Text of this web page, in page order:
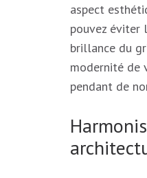
aspect
pouvez éviter
brillance du
modernité de
pendant de